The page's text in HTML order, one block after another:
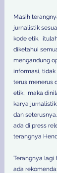
Masih
jurnalistik
kode etik,
diketahui
mengandung
informasi,
terus menerus
etik,  maka
karya
dan
ada di press
terangnya
Terangnya lagi
ada